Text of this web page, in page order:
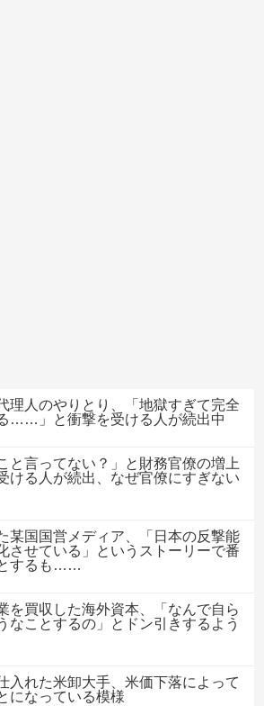
理人のやりとり、「地獄すぎて完全
……」と衝撃を受ける人が続出中
と言ってない？」と財務官僚の増上
ける人が続出、なぜ官僚にすぎない
某国国営メディア、「日本の反撃能
させている」というストーリーで番
するも……
を買収した海外資本、「なんで自ら
なことするの」とドン引きするよう
入れた米卸大手、米価下落によって
になっている模様